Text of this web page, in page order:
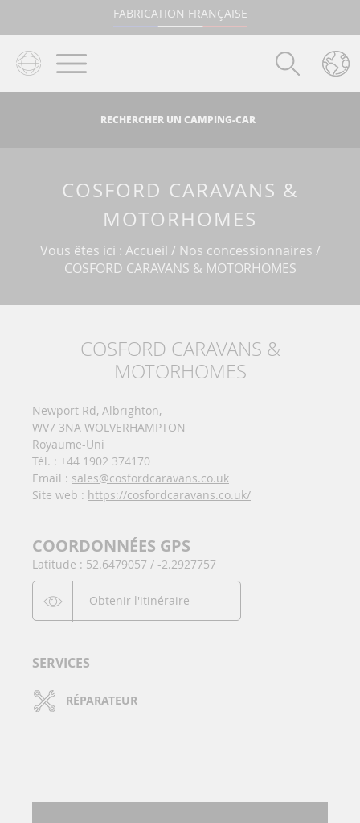
FABRICATION FRANÇAISE
contenu
RECHERCHER UN CAMPING-CAR
COSFORD CARAVANS &
MOTORHOMES
Vous êtes ici : Accueil / Nos concessionnaires /
COSFORD CARAVANS & MOTORHOMES
COSFORD CARAVANS &
MOTORHOMES
Newport Rd, Albrighton,
WV7 3NA WOLVERHAMPTON
Royaume-Uni
Tél. : +44 1902 374170
Email : sales@cosfordcaravans.co.uk
Site web : https://cosfordcaravans.co.uk/
COORDONNÉES GPS
Latitude : 52.6479057 / -2.2927757
Obtenir l'itinéraire
SERVICES
RÉPARATEUR